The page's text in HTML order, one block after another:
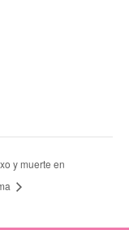
y muerte en